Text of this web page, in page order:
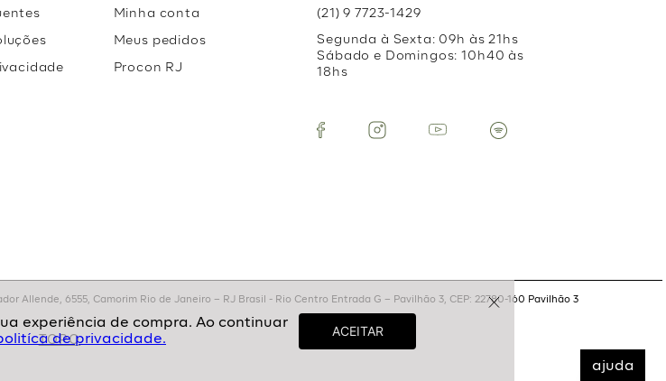
ajuda
de privacidade.
Minha conta
Meus pedidos
Procon RJ
(21) 9 7723-1429
Segunda à Sexta: 09h às 21hs
Sábado e Domingos: 10h40 às
18hs
Allende, 6555, Camorim Rio de Janeiro – RJ Brasil - Rio Centro Entrada G – Pavilhão 3, CEP: 22780-160 Pavilhão 3
TOPO